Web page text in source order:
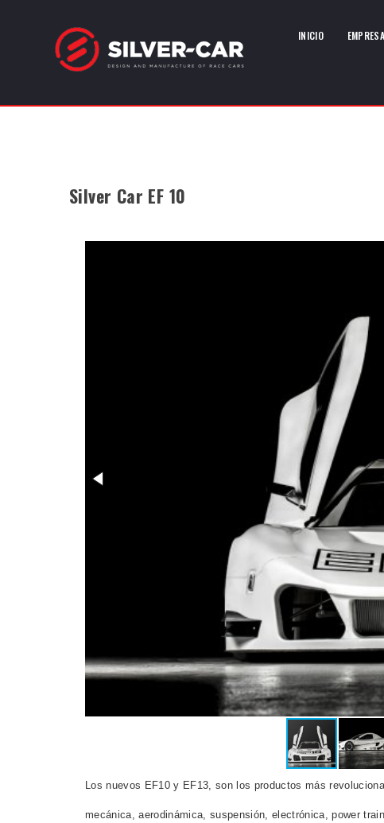
INICIO EMPRESA
Silver Car EF 10
Los nuevos EF10 y EF13, son los productos más
mecánica, aerodinámica, suspensión, electrónica, power